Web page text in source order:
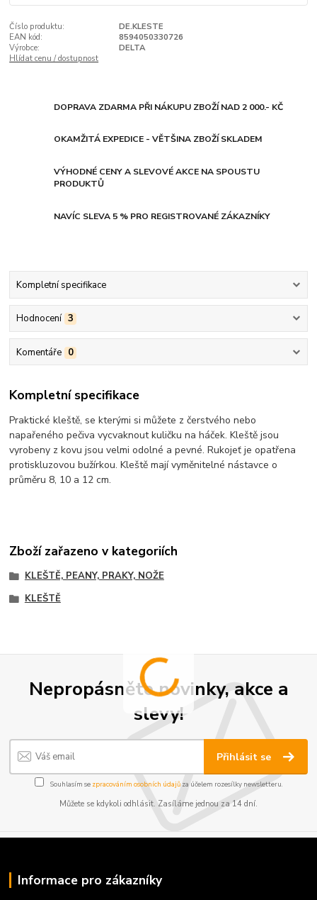
Číslo produktu:
DE.KLESTE
EAN kód:
8594050330726
Výrobce:
DELTA
Hlídat cenu / dostupnost
DOPRAVA ZDARMA PŘI NÁKUPU ZBOŽÍ NAD 2 000.- KČ
OKAMŽITÁ EXPEDICE - VĚTŠINA ZBOŽÍ SKLADEM
VÝHODNÉ CENY A SLEVOVÉ AKCE NA SPOUSTU
PRODUKTŮ
NAVÍC SLEVA 5 % PRO REGISTROVANÉ ZÁKAZNÍKY
Kompletní specifikace
Hodnocení 3
Komentáře 0
Kompletní specifikace
Praktické kleště, se kterými si můžete z čerstvého nebo
napařeného pečiva vycvaknout kuličku na háček. Kleště jsou
vyrobeny z kovu jsou velmi odolné a pevné. Rukojeť je opatřena
protiskluzovou bužírkou. Kleště mají vyměnitelné nástavce o
průměru 8, 10 a 12 cm.
Zboží zařazeno v kategoriích
KLEŠTĚ, PEANY, PRAKY, NOŽE
KLEŠTĚ
Nepropásněte novinky, akce a
slevy!
Přihlásit se
Souhlasím se zpracováním osobních údajůza účelem rozesílky newsletteru.
Můžete se kdykoli odhlásit. Zasíláme jednou za 14 dní.
Informace pro zákazníky